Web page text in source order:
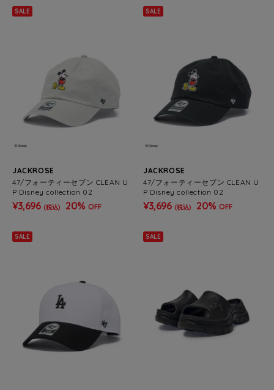
SALE
JACKROSE
47/フォーティーセブン CLEAN U
P Disney collection 02
¥3,696 (税込) 20% OFF
SALE
JACKROSE
47/フォーティーセブン CLEAN U
P Disney collection 02
¥3,696 (税込) 20% OFF
SALE SALE